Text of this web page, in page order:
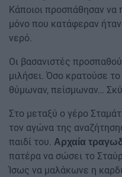
Κάποιοι προσπάθησαν να
μόνο που κατάφεραν
νερό.
Οι βασανιστές
μιλήσει. Όσο κρατούσε
θύμωναν, πείσμωναν…
Στο μεταξύ ο γέρο
τον αγώνα της
παιδί του. Αρχαία
πατέρα να σώσει το
Ίσως να μαλάκωνε η